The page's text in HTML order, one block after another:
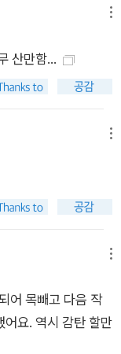
어떻게 갑자기 할
지막 파티에 참석
부정부패상을 고
‘진정한’ 정의 구현
각 용의자
얽히고설키며 한 사
배경부터 발생,
평면적이지 않다.
와 불의, 용서와 단
대적인 판단을 좀처
두고 있기보다 각
가고 있는 것은 이러
수 있다. 그러
산만함...
어 목빼고 다음 작
어요. 역시 감탄 할만